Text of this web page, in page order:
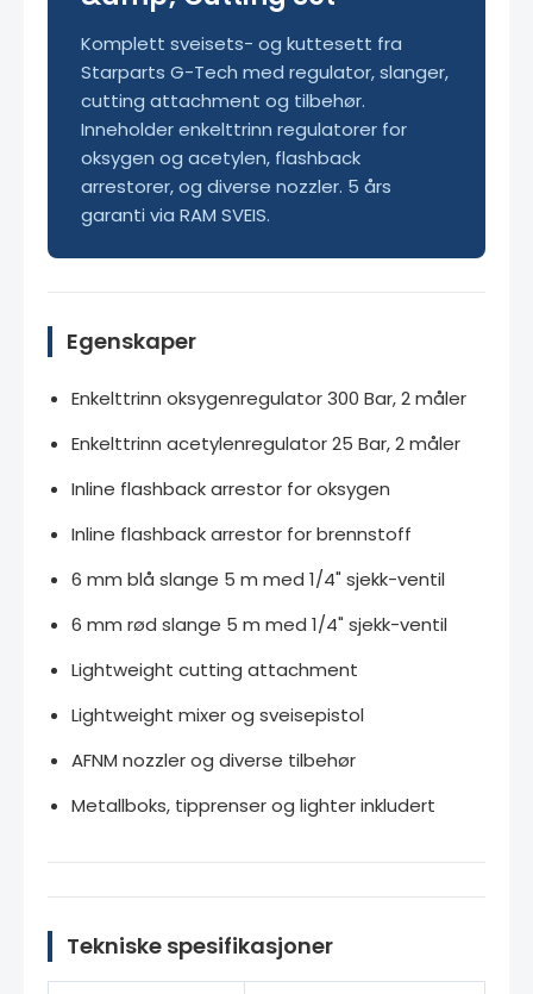
Komplett sveisets- og kuttesett fra
Starparts G-Tech med regulator, slanger,
cutting attachment og tilbehør.
Inneholder enkelttrinn regulatorer for
oksygen og acetylen, flashback
arrestorer, og diverse nozzler. 5 års
garanti via RAM SVEIS.
Egenskaper
Enkelttrinn oksygenregulator 300 Bar, 2 måler
Enkelttrinn acetylenregulator 25 Bar, 2 måler
Inline flashback arrestor for oksygen
Inline flashback arrestor for brennstoff
6 mm blå slange 5 m med 1/4" sjekk-ventil
6 mm rød slange 5 m med 1/4" sjekk-ventil
Lightweight cutting attachment
Lightweight mixer og sveisepistol
AFNM nozzler og diverse tilbehør
Metallboks, tipprenser og lighter inkludert
Tekniske spesifikasjoner